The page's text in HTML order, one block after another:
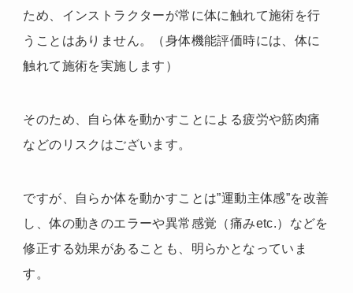
ため、インストラクターが常に体に触れて施術を行
うことはありません。（身体機能評価時には、体に
触れて施術を実施します）
そのため、自ら体を動かすことによる疲労や筋肉痛
などのリスクはございます。
ですが、自らか体を動かすことは”運動主体感”を改善
し、体の動きのエラーや異常感覚（痛みetc.）などを
修正する効果があることも、明らかとなっていま
す。